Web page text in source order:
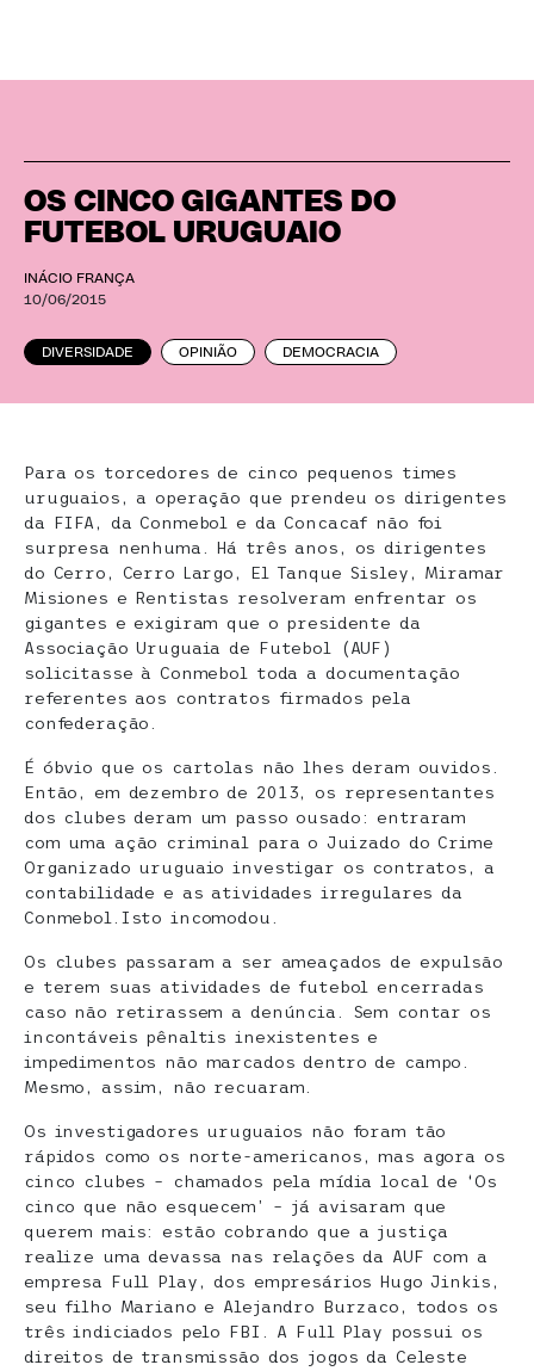
OS CINCO GIGANTES DO
FUTEBOL URUGUAIO
INÁCIO FRANÇA
10/06/2015
DIVERSIDADE OPINIÃO DEMOCRACIA
Para os torcedores de cinco pequenos times
uruguaios, a operação que prendeu os dirigentes
da FIFA, da Conmebol e da Concacaf não foi
surpresa nenhuma. Há três anos, os dirigentes
do Cerro, Cerro Largo, El Tanque Sisley, Miramar
Misiones e Rentistas resolveram enfrentar os
gigantes e exigiram que o presidente da
Associação Uruguaia de Futebol (AUF)
solicitasse à Conmebol toda a documentação
referentes aos contratos firmados pela
confederação.
É óbvio que os cartolas não lhes deram ouvidos.
Então, em dezembro de 2013, os representantes
dos clubes deram um passo ousado: entraram
com uma ação criminal para o Juizado do Crime
Organizado uruguaio investigar os contratos, a
contabilidade e as atividades irregulares da
Conmebol.Isto incomodou.
Os clubes passaram a ser ameaçados de expulsão
e terem suas atividades de futebol encerradas
caso não retirassem a denúncia. Sem contar os
incontáveis pênaltis inexistentes e
impedimentos não marcados dentro de campo.
Mesmo, assim, não recuaram.
Os investigadores uruguaios não foram tão
rápidos como os norte-americanos, mas agora os
cinco clubes – chamados pela mídia local de ‘Os
cinco que não esquecem’ – já avisaram que
querem mais: estão cobrando que a justiça
realize uma devassa nas relações da AUF com a
empresa Full Play, dos empresários Hugo Jinkis,
seu filho Mariano e Alejandro Burzaco, todos os
três indiciados pelo FBI. A Full Play possui os
direitos de transmissão dos jogos da Celeste